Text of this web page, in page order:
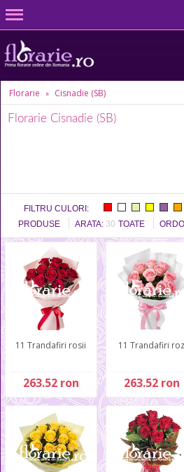
Florarie » Cisnadie (SB)
Florarie Cisnadie (SB)
FILTRU CULORI:
PRODUSE
ARATA: 30 TOATE
11 Trandafiri rosii
263.52 ron
11 Trandafiri roz
263.52 ron